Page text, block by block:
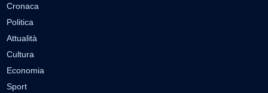
Cronaca
Politica
Attualità
Cultura
Economia
Sport